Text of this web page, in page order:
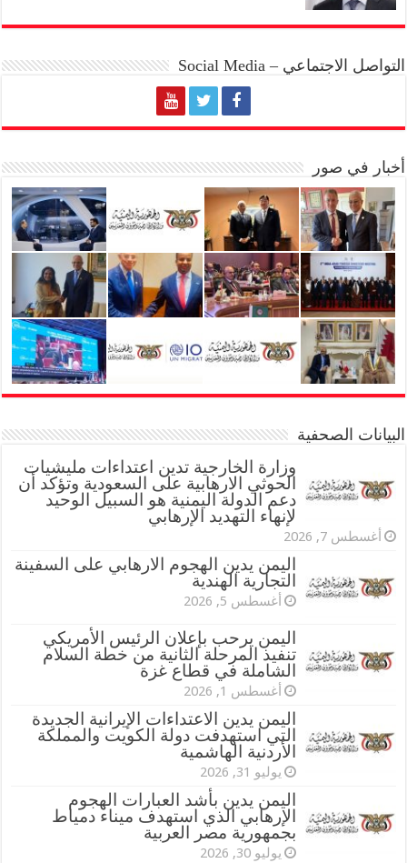
التواصل الاجتماعي – Social Media
أخبار في صور
البيانات الصحفية
وزارة الخارجية تدين اعتداءات مليشيات
الحوثي الارهابية على السعودية وتؤكد أن
دعم الدولة اليمنية هو السبيل الوحيد
لإنهاء التهديد الإرهابي
أغسطس 7, 2026
اليمن يدين الهجوم الارهابي على السفينة
التجارية الهندية
أغسطس 5, 2026
اليمن يرحب بإعلان الرئيس الأمريكي
تنفيذ المرحلة الثانية من خطة السلام
الشاملة في قطاع غزة
أغسطس 1, 2026
اليمن يدين الاعتداءات الإيرانية الجديدة
التي استهدفت دولة الكويت والمملكة
الأردنية الهاشمية
يوليو 31, 2026
اليمن يدين بأشد العبارات الهجوم
الإرهابي الذي استهدف ميناء دمياط
بجمهورية مصر العربية
يوليو 30, 2026